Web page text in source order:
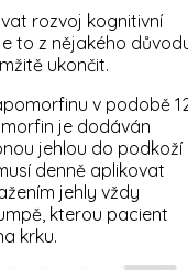
rozvoj kognitivní
to z nějakého
ukončit.
v podobě
je dodáván
jehlou do podkoží
denně aplikovat
jehly vždy
kterou pacient
krku.